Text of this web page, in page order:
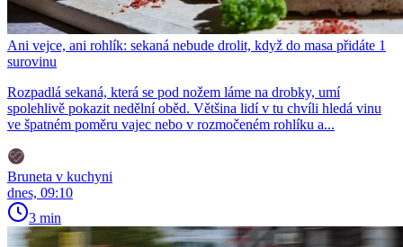
Ani vejce, ani rohlík: sekaná nebude drolit, když do masa přidáte 1
surovinu
Rozpadlá sekaná, která se pod nožem láme na drobky, umí
spolehlivě pokazit nedělní oběd. Většina lidí v tu chvíli hledá vinu
ve špatném poměru vajec nebo v rozmočeném rohlíku a...
Bruneta v kuchyni
dnes, 09:10
3 min